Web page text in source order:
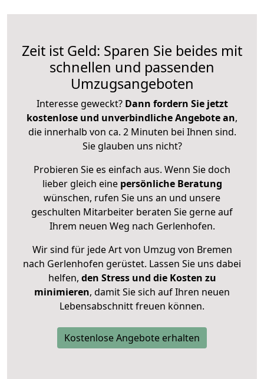
Zeit ist Geld: Sparen Sie beides mit
schnellen und passenden
Umzugsangeboten
Interesse geweckt? Dann fordern Sie jetzt
kostenlose und unverbindliche Angebote an,
die innerhalb von ca. 2 Minuten bei Ihnen sind.
Sie glauben uns nicht?
Probieren Sie es einfach aus. Wenn Sie doch
lieber gleich eine persönliche Beratung
wünschen, rufen Sie uns an und unsere
geschulten Mitarbeiter beraten Sie gerne auf
Ihrem neuen Weg nach Gerlenhofen.
Wir sind für jede Art von Umzug von Bremen
nach Gerlenhofen gerüstet. Lassen Sie uns dabei
helfen, den Stress und die Kosten zu
minimieren, damit Sie sich auf Ihren neuen
Lebensabschnitt freuen können.
Kostenlose Angebote erhalten